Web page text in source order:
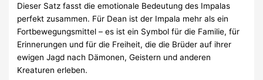
Dieser Satz fasst die emotionale Bedeutung des Impalas
perfekt zusammen. Für Dean ist der Impala mehr als ein
Fortbewegungsmittel – es ist ein Symbol für die Familie, für
Erinnerungen und für die Freiheit, die die Brüder auf ihrer
ewigen Jagd nach Dämonen, Geistern und anderen
Kreaturen erleben.